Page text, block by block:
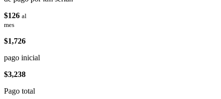
$126 al
mes
$1,726
pago inicial
$3,238
Pago total